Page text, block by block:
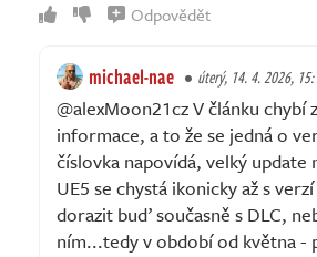
Odpovědět
michael-nae úterý, 14. 4. 2026,
@alexMoon21cz V článku chybí
informace, a to že se jedná o
číslovka napovídá, velký update
UE5 se chystá ikonicky až s
dorazit buď současně s DLC,
ním...tedy v období od května -